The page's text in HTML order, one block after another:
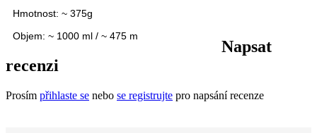
Hmotnost: ~ 375g
Objem: ~ 1000 ml / ~ 475 m
Napsat
recenzi
Prosím přihlaste se nebo se registrujte pro napsání recenze